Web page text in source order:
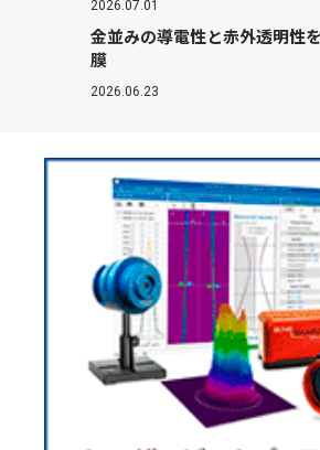
2026.07.01
金並みの導電性と赤外透明性
膜
2026.06.23